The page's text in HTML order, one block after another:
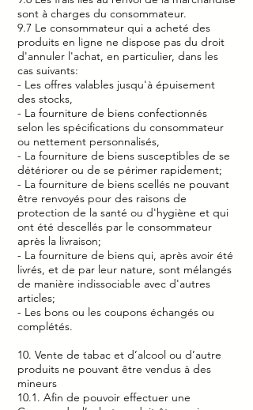
sont à charges du consommateur.
9.7 Le consommateur qui a acheté des
produits en ligne ne dispose pas du droit
d'annuler l'achat, en particulier, dans les
cas suivants:
- Les offres valables jusqu'à épuisement
des stocks,
- La fourniture de biens confectionnés
selon les spécifications du consommateur
ou nettement personnalisés,
- La fourniture de biens susceptibles de se
détériorer ou de se périmer rapidement;
- La fourniture de biens scellés ne pouvant
être renvoyés pour des raisons de
protection de la santé ou d'hygiène et qui
ont été descellés par le consommateur
après la livraison;
- La fourniture de biens qui, après avoir été
livrés, et de par leur nature, sont mélangés
de manière indissociable avec d'autres
articles;
- Les bons ou les coupons échangés ou
complétés.
10. Vente de tabac et d’alcool ou d’autre
produits ne pouvant être vendus à des
mineurs
10.1. Afin de pouvoir effectuer une